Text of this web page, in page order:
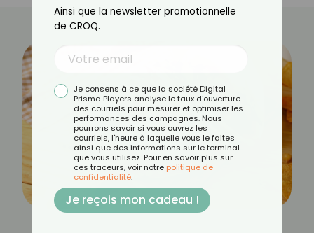
Ainsi que la newsletter promotionnelle
de CROQ.
Je consens à ce que la société Digital
Prisma Players analyse le taux d'ouverture
des courriels pour mesurer et optimiser les
performances des campagnes. Nous
pourrons savoir si vous ouvrez les
courriels, l'heure à laquelle vous le faites
ainsi que des informations sur le terminal
que vous utilisez. Pour en savoir plus sur
ces traceurs, voir notre politique de
confidentialité.
Je reçois mon cadeau !